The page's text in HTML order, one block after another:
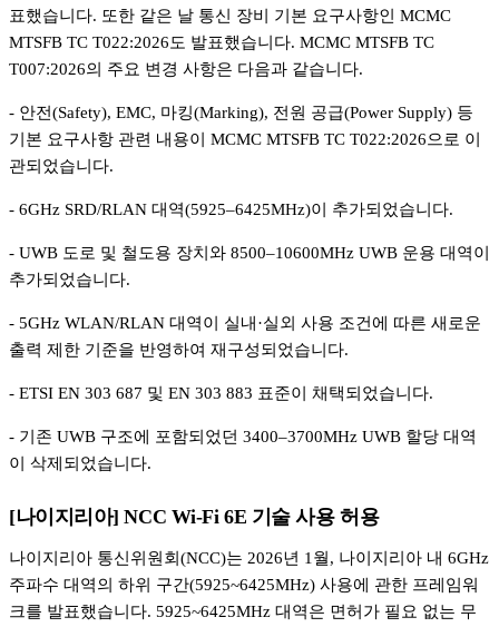
표했습니다. 또한 같은 날 통신 장비 기본 요구사항인 MCMC
MTSFB TC T022:2026도 발표했습니다. MCMC MTSFB TC
T007:2026의 주요 변경 사항은 다음과 같습니다.
- 안전(Safety), EMC, 마킹(Marking), 전원 공급(Power Supply) 등
기본 요구사항 관련 내용이 MCMC MTSFB TC T022:2026으로 이
관되었습니다.
- 6GHz SRD/RLAN 대역(5925–6425MHz)이 추가되었습니다.
- UWB 도로 및 철도용 장치와 8500–10600MHz UWB 운용 대역이
추가되었습니다.
- 5GHz WLAN/RLAN 대역이 실내·실외 사용 조건에 따른 새로운
출력 제한 기준을 반영하여 재구성되었습니다.
- ETSI EN 303 687 및 EN 303 883 표준이 채택되었습니다.
- 기존 UWB 구조에 포함되었던 3400–3700MHz UWB 할당 대역
이 삭제되었습니다.
[나이지리아] NCC Wi-Fi 6E 기술 사용 허용
나이지리아 통신위원회(NCC)는 2026년 1월, 나이지리아 내 6GHz
주파수 대역의 하위 구간(5925~6425MHz) 사용에 관한 프레임워
크를 발표했습니다. 5925~6425MHz 대역은 면허가 필요 없는 무